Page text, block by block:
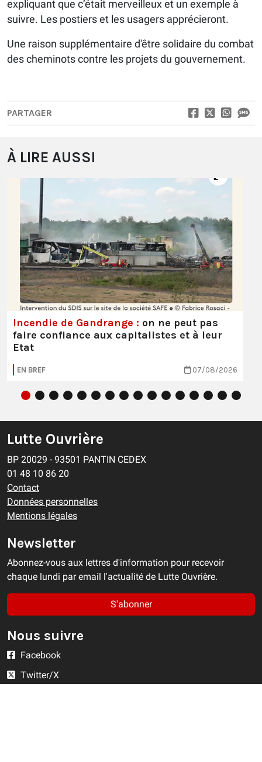
expliquant que c’était merveilleux et un exemple à
suivre. Les postiers et les usagers apprécieront.
Une raison supplémentaire d'être solidaire du combat
des cheminots contre les projets du gouvernement.
PARTAGER
À LIRE AUSSI
Incendie de Gandrange : on ne peut pas
faire confiance aux capitalistes et à leur
Etat
EN BREF 07/08/2026
Lutte Ouvrière
BP 20029 - 93501 PANTIN CEDEX
01 48 10 86 20
Contact
Données personnelles
Mentions légales
Newsletter
Abonnez-vous aux lettres d'information pour recevoir
chaque lundi par email l'actualité de Lutte Ouvrière.
S'abonner
Nous suivre
Facebook
Twitter/X